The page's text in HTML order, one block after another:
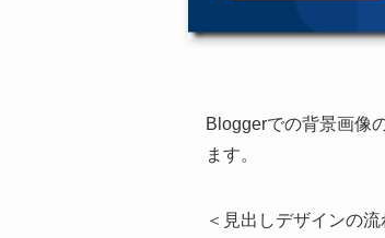
Bloggerでの背景画像
ます。
＜見出しデザインの流